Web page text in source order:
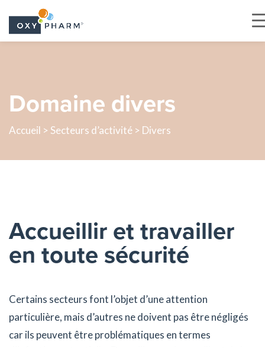
content
Domaine divers
Accueil > Secteurs d’activité > Divers
Accueillir et travailler
en toute sécurité
Certains secteurs font l’objet d’une attention
particulière, mais d’autres ne doivent pas être négligés
car ils peuvent être problématiques en termes